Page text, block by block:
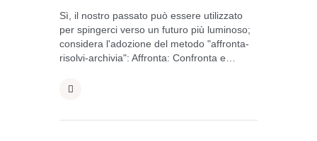
Sì, il nostro passato può essere utilizzato
per spingerci verso un futuro più luminoso;
considera l'adozione del metodo "affronta-
risolvi-archivia": Affronta: Confronta e…